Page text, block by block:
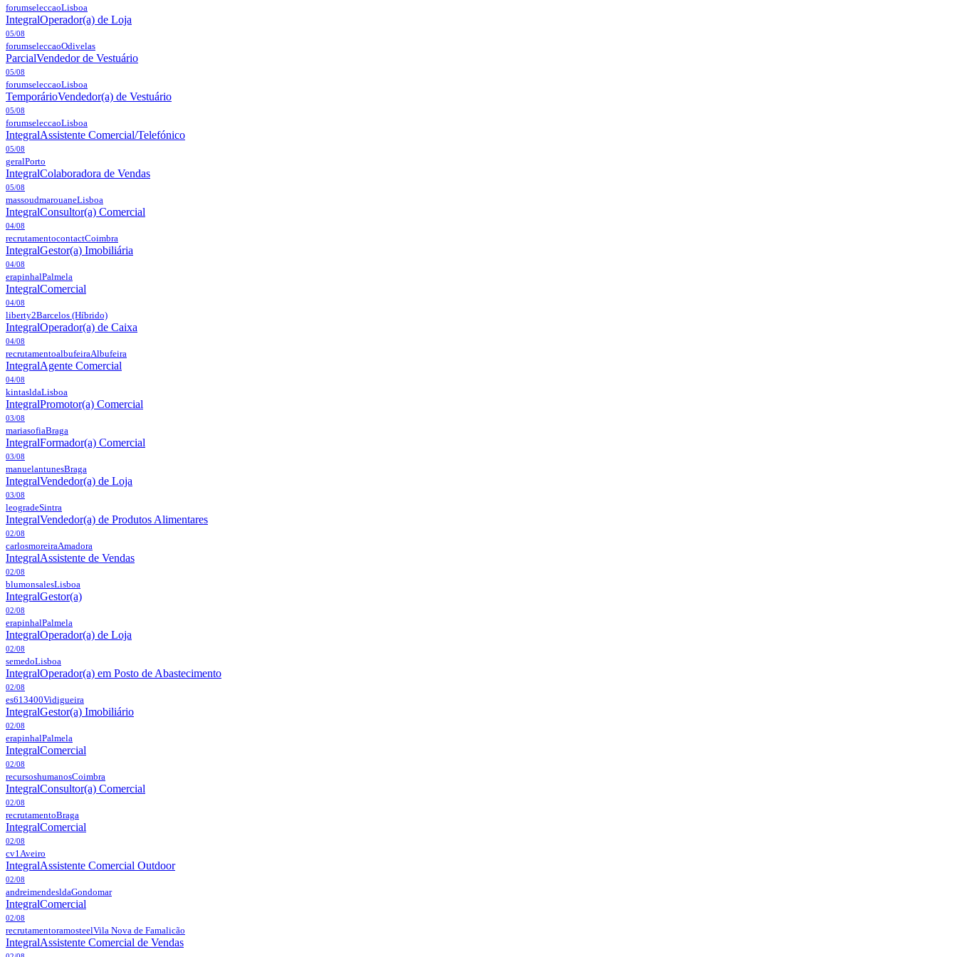
forumseleccaoLisboa
IntegralOperador(a) de Loja
05/08
forumseleccaoOdivelas
ParcialVendedor de Vestuário
05/08
forumseleccaoLisboa
TemporárioVendedor(a) de Vestuário
05/08
forumseleccaoLisboa
IntegralAssistente Comercial/Telefónico
05/08
geralPorto
IntegralColaboradora de Vendas
05/08
massoudmarouaneLisboa
IntegralConsultor(a) Comercial
04/08
recrutamentocontactCoimbra
IntegralGestor(a) Imobiliária
04/08
erapinhalPalmela
IntegralComercial
04/08
liberty2Barcelos (Híbrido)
IntegralOperador(a) de Caixa
04/08
recrutamentoalbufeiraAlbufeira
IntegralAgente Comercial
04/08
kintasldaLisboa
IntegralPromotor(a) Comercial
03/08
mariasofiaBraga
IntegralFormador(a) Comercial
03/08
manuelantunesBraga
IntegralVendedor(a) de Loja
03/08
leogradeSintra
IntegralVendedor(a) de Produtos Alimentares
02/08
carlosmoreiraAmadora
IntegralAssistente de Vendas
02/08
blumonsalesLisboa
IntegralGestor(a)
02/08
erapinhalPalmela
IntegralOperador(a) de Loja
02/08
semedoLisboa
IntegralOperador(a) em Posto de Abastecimento
02/08
es613400Vidigueira
IntegralGestor(a) Imobiliário
02/08
erapinhalPalmela
IntegralComercial
02/08
recursoshumanosCoimbra
IntegralConsultor(a) Comercial
02/08
recrutamentoBraga
IntegralComercial
02/08
cv1Aveiro
IntegralAssistente Comercial Outdoor
02/08
andreimendesldaGondomar
IntegralComercial
02/08
recrutamentoramosteelVila Nova de Famalicão
IntegralAssistente Comercial de Vendas